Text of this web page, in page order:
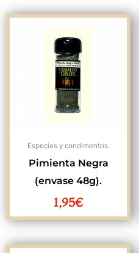
Especias y condimentos.
Pimienta Negra
(envase 48g).
1,95€